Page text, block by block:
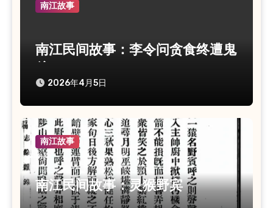
南江故事
南江民间故事：李令问贪食终遭鬼
2026年4月5日
南江故事
南江民间故事：灵猴野宾